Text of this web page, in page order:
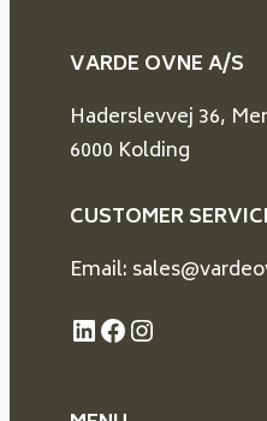
VARDE OVNE A/S
Haderslevvej 36,
6000 Kolding
CUSTOMER
Email:
LinkedIn
Facebook
Instagram